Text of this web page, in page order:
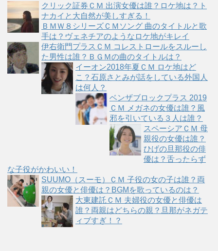
クリック証券ＣＭ 出演女優は誰？ロケ地は？ト
ナカイと大自然が美しすぎる！
ＢＭＷ８シリーズＣＭソング 曲のタイトルと歌
手は？ヴェネチアのようなロケ地がキレイ
伊右衛門プラスＣＭ コレストロールをスルーし
た男性は誰？ＢＧＭの曲のタイトルは？
イーオン2018年夏ＣＭ ロケ地はど
こ？石原さとみが話をしている外国人
は何人？
ベンザブロックプラス 2019
ＣＭ メガネの女優は誰？風
邪を引いている３人は誰？
スペーシアＣＭ 母
親役の女優は誰？
ひげの旦那役の俳
優は？舌ったらず
な子役がかわいい！
SUUMO（スーモ）ＣＭ 子役の女の子は誰？両
親の女優と俳優は？BGMを歌っているのは？
大東建託ＣＭ 夫婦役の女優と俳優は
誰？両親はどちらの親？旦那がネガテ
ィブすぎ！？